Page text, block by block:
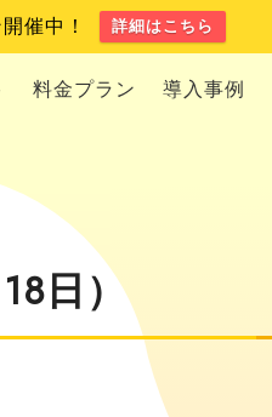
催中！ 詳細はこちら
料金プラン 導入事例
日）